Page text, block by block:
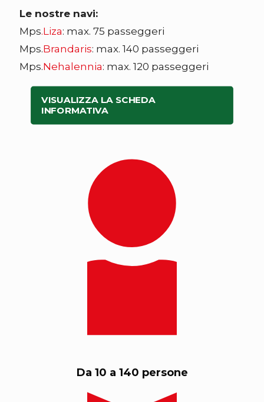
Le nostre navi:
Mps.Liza: max. 75 passeggeri
Mps.Brandaris: max. 140 passeggeri
Mps.Nehalennia: max. 120 passeggeri
VISUALIZZA LA SCHEDA
INFORMATIVA
Da 10 a 140 persone